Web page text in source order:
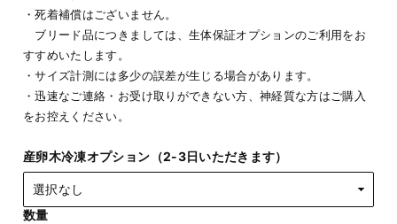
・死着補償はございません。
ブリード品につきましては、生体保証オプションのご利用をお
すすめいたします。
・サイズ計測には多少の誤差が生じる場合があります。
・迅速なご連絡・お受け取りができない方、神経質な方はご購入
をお控えください。
産卵木冷凍オプション（2-3日いただきます）
数量